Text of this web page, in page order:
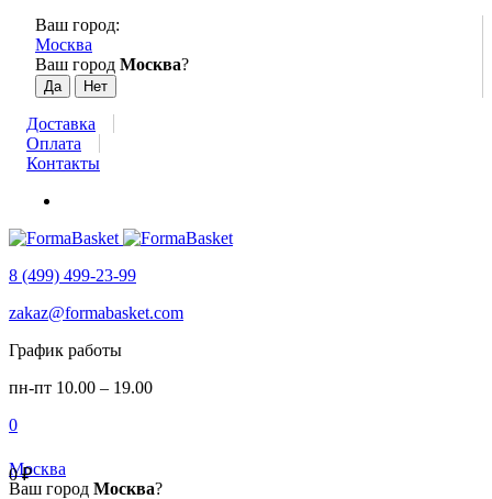
Ваш город:
Москва
Ваш город Москва?
Доставка
Оплата
Контакты
8 (499) 499-23-99
zakaz@formabasket.com
График работы
пн-пт 10.00 – 19.00
0
0₽
Москва
Ваш город Москва?